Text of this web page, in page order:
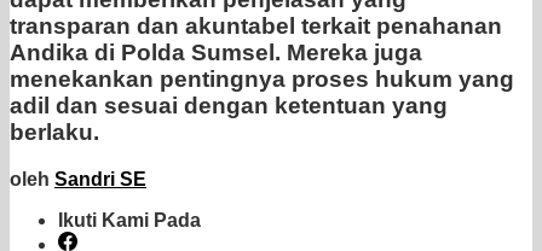
transparan dan akuntabel terkait penahanan
Andika di Polda Sumsel. Mereka juga
menekankan pentingnya proses hukum yang
adil dan sesuai dengan ketentuan yang
berlaku.
oleh Sandri SE
Ikuti Kami Pada